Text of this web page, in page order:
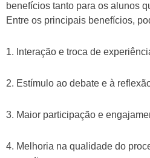
benefícios tanto para os alunos
Entre os principais benefícios,
1. Interação e troca de
2. Estímulo ao debate e à
3. Maior participação e
4. Melhoria na qualidade do